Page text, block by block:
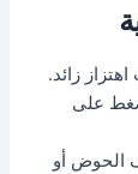
زائد.
على
الحوض أو